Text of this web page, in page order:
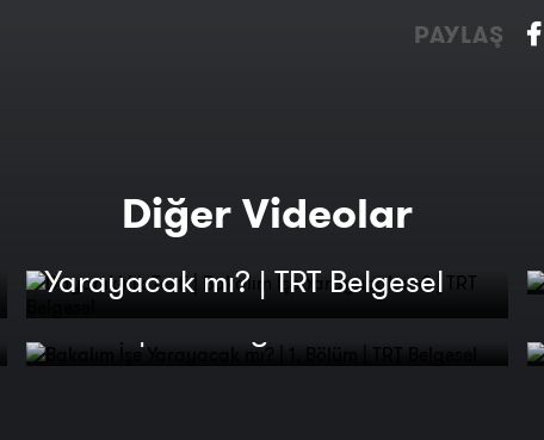
PAYLAŞ
Diğer Videolar
Dayanıklılık Testi | Bakalım İşe
Yarayacak mı? | TRT Belgesel
Bakalım İşe Yarayacak mı? | 1.
Bölüm | TRT Belgesel